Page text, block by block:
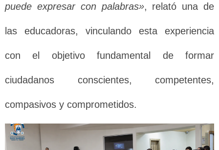
puede expresar con palabras», relató una de
las educadoras, vinculando esta experiencia
con el objetivo fundamental de formar
ciudadanos conscientes, competentes,
compasivos y comprometidos.